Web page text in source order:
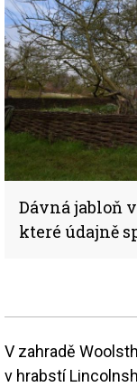
Dávná jabloň
které údajně
V zahradě
v hrabstí